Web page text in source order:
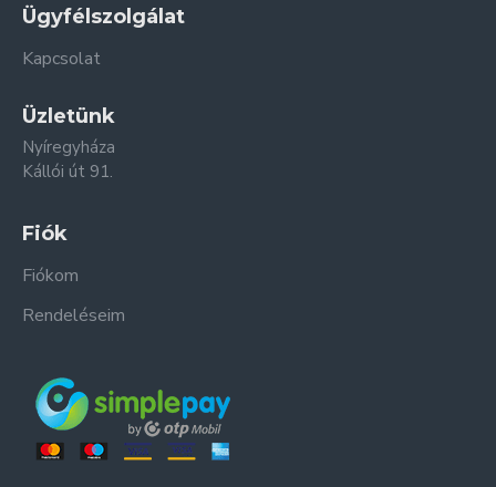
Ügyfélszolgálat
Kapcsolat
Üzletünk
Nyíregyháza
Kállói út 91.
Fiók
Fiókom
Rendeléseim